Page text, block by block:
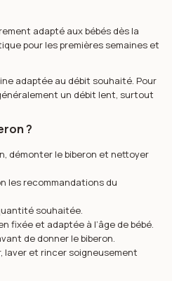
adapté aux bébés dès la
pour les premières semaines et
adaptée au débit souhaité. Pour
un débit lent, surtout
?
démonter le biberon et nettoyer
les recommandations du
souhaitée.
fixée et adaptée à l’âge de bébé.
de donner le biberon.
laver et rincer soigneusement